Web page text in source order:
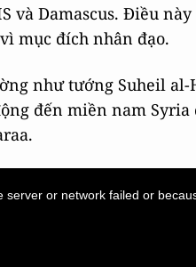
và Damascus. Điều
mục đích nhân đạo.
như tướng Suheil
đến miền nam Syria
or network failed or